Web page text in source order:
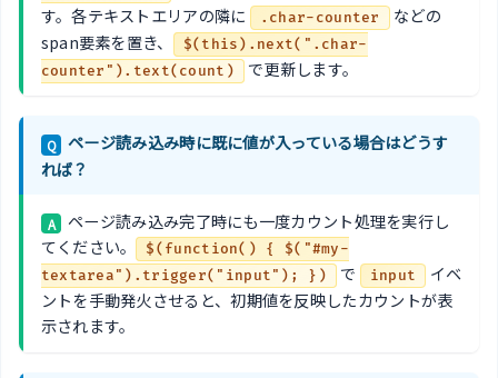
す。各テキストエリアの隣に
.char-counter
などの
span要素を置き、
$(this).next(".char-
counter").text(count)
で更新します。
Q
ページ読み込み時に既に値が入っている場合はどうす
れば？
A
ページ読み込み完了時にも一度カウント処理を実行し
てください。 $(function() { $("#my-
textarea").trigger("input"); })
で input
イベ
ントを手動発火させると、初期値を反映したカウントが表
示されます。